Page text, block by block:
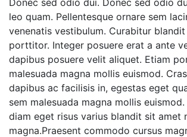
Donec sed odio dui. Donec sed odio
leo quam. Pellentesque ornare sem
venenatis vestibulum. Curabitur
porttitor. Integer posuere erat a ante
dapibus posuere velit aliquet. Etiam
malesuada magna mollis euismod.
dapibus ac facilisis in, egestas eget
sem malesuada magna mollis
diam eget risus varius blandit sit amet
magna.Praesent commodo cursus